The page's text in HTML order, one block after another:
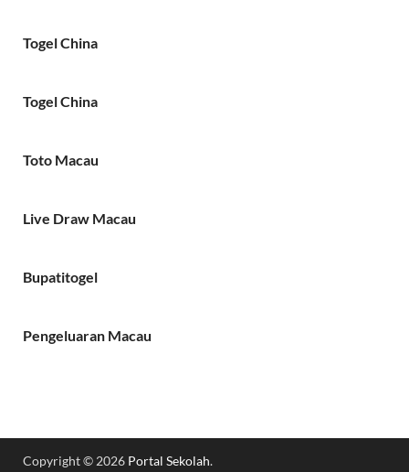
Togel China
Togel China
Toto Macau
Live Draw Macau
Bupatitogel
Pengeluaran Macau
Copyright © 2026 Portal Sekolah.